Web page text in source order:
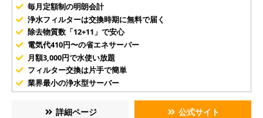
毎月定額制の明朗会計
浄水フィルターは交換時期に無料で届く
除去物質数「12+11」で安心
電気代410円〜の省エネサーバー
月額3,000円で水使い放題
フィルター交換は片手で簡単
業界最小の浄水型サーバー
詳細ページ 公式サイト